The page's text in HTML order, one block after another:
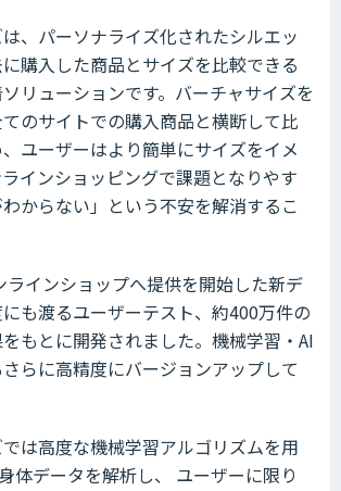
、パーソナライズ化されたシルエッ
購入した商品とサイズを比較できる
リューションです。バーチャサイズを
のサイトでの購入商品と横断して比
ユーザーはより簡単にサイズをイメ
インショッピングで課題となりやす
からない」という不安を解消するこ
ラインショップへ提供を開始した新デ
も渡るユーザーテスト、約400万件の
もとに開発されました。機械学習・AI
らに高精度にバージョンアップして
は高度な機械学習アルゴリズムを用
体データを解析し、 ユーザーに限り